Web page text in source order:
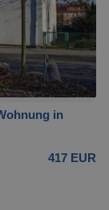
in
417 EUR